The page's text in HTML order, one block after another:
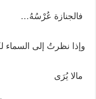
فالجنازة عُرْسُهُ…
وإذا نظرتُ إلى السماء
مالا يُرَى